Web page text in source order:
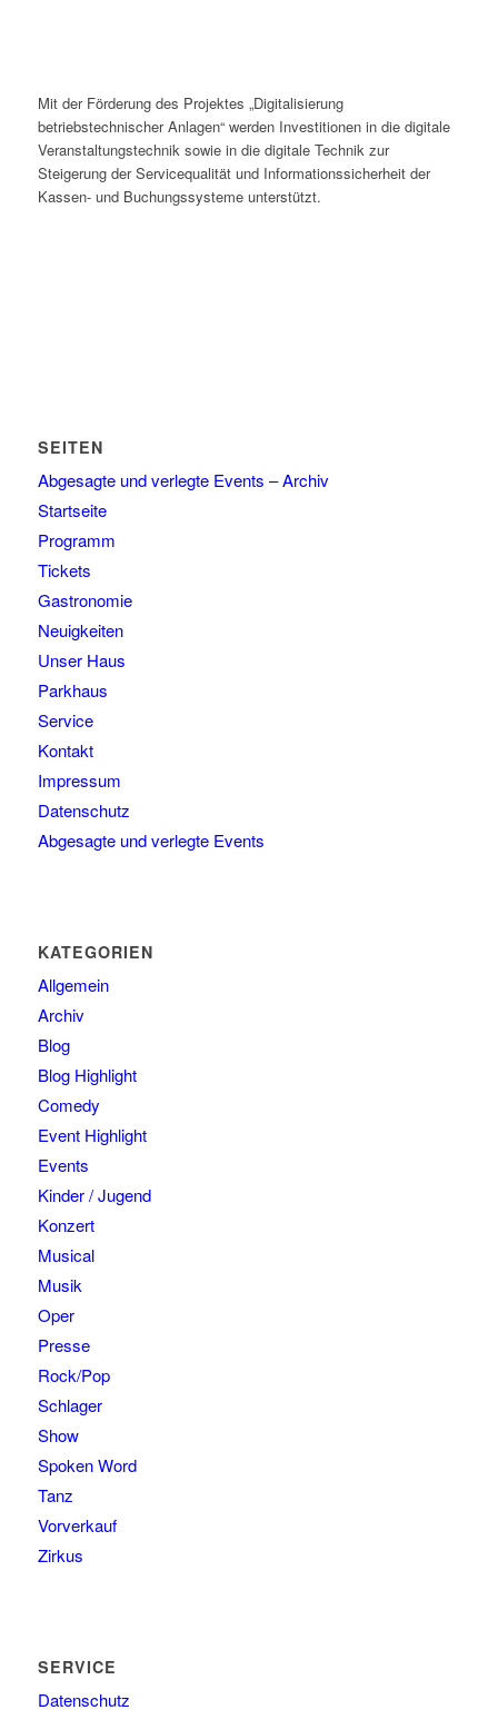
Mit der Förderung des Projektes „Digitalisierung
betriebstechnischer Anlagen“ werden Investitionen in die digitale
Veranstaltungstechnik sowie in die digitale Technik zur
Steigerung der Servicequalität und Informationssicherheit der
Kassen- und Buchungssysteme unterstützt.
SEITEN
Abgesagte und verlegte Events – Archiv
Startseite
Programm
Tickets
Gastronomie
Neuigkeiten
Unser Haus
Parkhaus
Service
Kontakt
Impressum
Datenschutz
Abgesagte und verlegte Events
KATEGORIEN
Allgemein
Archiv
Blog
Blog Highlight
Comedy
Event Highlight
Events
Kinder / Jugend
Konzert
Musical
Musik
Oper
Presse
Rock/Pop
Schlager
Show
Spoken Word
Tanz
Vorverkauf
Zirkus
SERVICE
Datenschutz